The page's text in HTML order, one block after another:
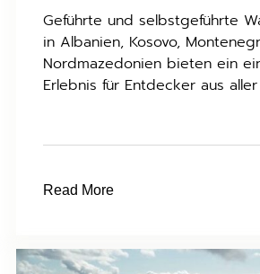
Geführte und selbstgeführte
in Albanien, Kosovo,
Nordmazedonien bieten ein
Erlebnis für Entdecker aus
Read More